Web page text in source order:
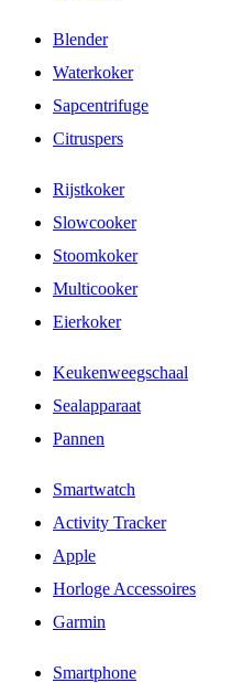
Blender
Waterkoker
Sapcentrifuge
Citruspers
Rijstkoker
Slowcooker
Stoomkoker
Multicooker
Eierkoker
Keukenweegschaal
Sealapparaat
Pannen
Smartwatch
Activity Tracker
Apple
Horloge Accessoires
Garmin
Smartphone